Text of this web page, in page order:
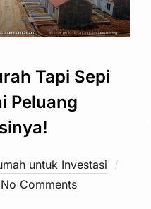
Tapi Sepi
Peluang
untuk Investasi
No Comments